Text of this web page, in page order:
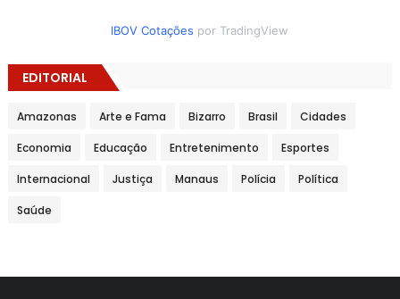
IBOV Cotações por TradingView
EDITORIAL
Amazonas Arte e Fama Bizarro Brasil Cidades
Economia Educação Entretenimento Esportes
Internacional Justiça Manaus Polícia Política
Saúde